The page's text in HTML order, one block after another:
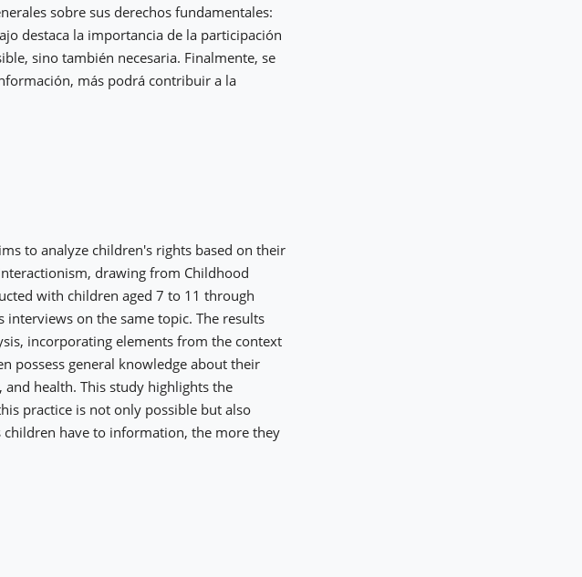
sobre sus derechos fundamentales:
destaca la importancia de la participación
sino también necesaria. Finalmente, se
más podrá contribuir a la
to analyze children's rights based on their
drawing from Childhood
with children aged 7 to 11 through
on the same topic. The results
incorporating elements from the context
possess general knowledge about their
health. This study highlights the
practice is not only possible but also
children have to information, the more they